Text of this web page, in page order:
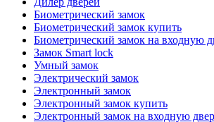
Биометрический замок
Биометрический замок купить
Биометрический замок на входную
Замок Smart lock
Умный замок
Электрический замок
Электронный замок
Электронный замок купить
Электронный замок на входную